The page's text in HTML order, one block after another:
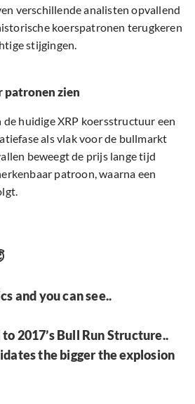
verschillende analisten opvallend
koerspatronen terugkeren
stijgingen.
patronen zien
huidige XRP koersstructuur een
als vlak voor de bullmarkt
beweegt de prijs lange tijd
patroon, waarna een
and you can see..
2017’s Bull Run Structure..
the bigger the explosion